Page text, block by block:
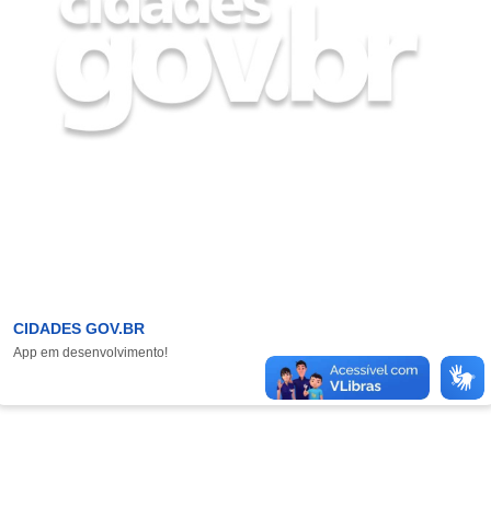
CIDADES GOV.BR
App em desenvolvimento!